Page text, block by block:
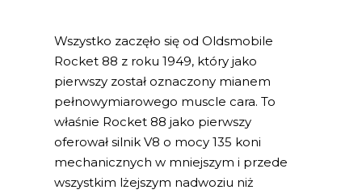
Wszystko zaczęło się od Oldsmobile
Rocket 88 z roku 1949, który jako
pierwszy został oznaczony mianem
pełnowymiarowego muscle cara. To
właśnie Rocket 88 jako pierwszy
oferował silnik V8 o mocy 135 koni
mechanicznych w mniejszym i przede
wszystkim lżejszym nadwoziu niż